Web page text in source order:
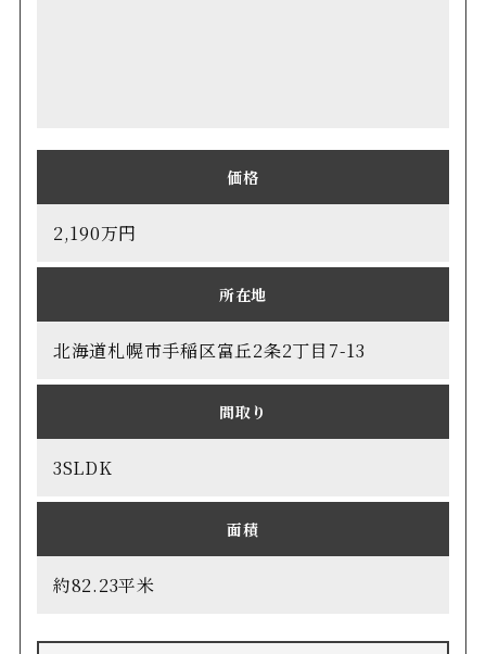
価格
2,190万円
所在地
北海道札幌市手稲区富丘2条2丁目7-13
間取り
3SLDK
面積
約82.23平米